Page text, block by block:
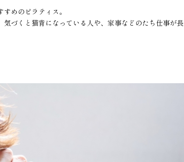
めのピラティス。
づくと猫背になっている人や、家事などのたち仕事が長